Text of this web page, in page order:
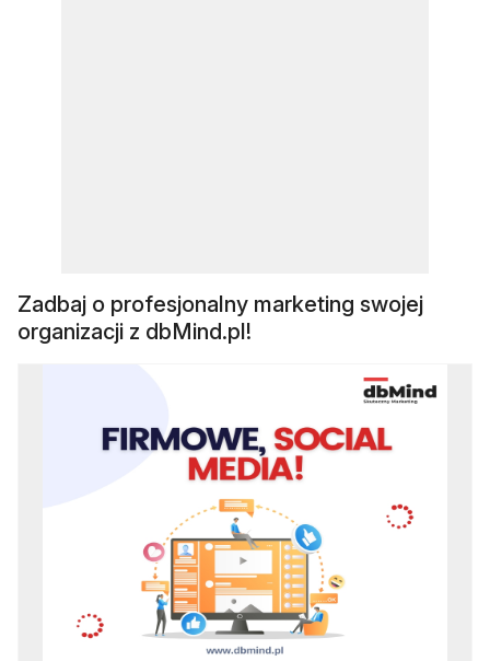
Zadbaj o profesjonalny marketing swojej
organizacji z dbMind.pl!